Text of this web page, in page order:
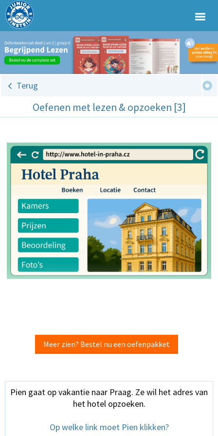
Terug
Oefenen met lezen & opzoeken [3]
Meer zien? Bestel nu een oefenpakket
Pien gaat op vakantie naar Praag. Ze wil het adres van
het hotel opzoeken.
Op welke link moet Pien klikken?